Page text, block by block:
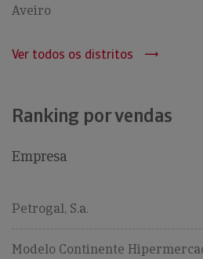
Aveiro
Ver todos os distritos
Ranking por vendas
Empresa
Petrogal, S.a.
Modelo Continente